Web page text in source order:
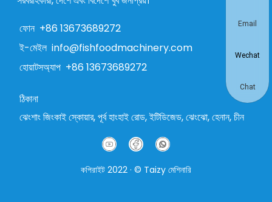
ফোন +86 13673689272
ই-মেইল info@fishfoodmachinery.com
হোয়াটসঅ্যাপ +86 13673689272
ঠিকানা
ঝেংশাং জিংকাই স্কোয়ার, পূর্ব হাংহাই রোড, ইটিডিজেড, ঝেংঝো, হেনান, চীন
কপিরাইট 2022 · © Taizy মেশিনারি
Email
Wechat
Chat